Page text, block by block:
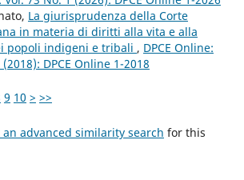
La giurisprudenza della Corte
in materia di diritti alla vita e alla
popoli indigeni e tribali , DPCE Online:
DPCE Online 1-2018
9 10 > >>
advanced similarity search for this